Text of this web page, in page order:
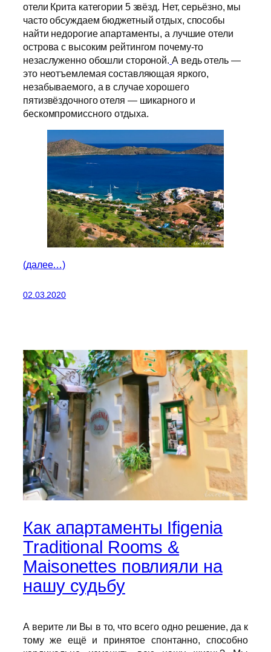
отели Крита категории 5 звёзд. Нет, серьёзно, мы
часто обсуждаем бюджетный отдых, способы
найти недорогие апартаменты, а лучшие отели
острова с высоким рейтингом почему-то
незаслуженно обошли стороной. А ведь отель —
это неотъемлемая составляющая яркого,
незабываемого, а в случае хорошего
пятизвёздочного отеля — шикарного и
бескомпромиссного отдыха.
(далее…)
02.03.2020
Как апартаменты Ifigenia
Traditional Rooms &
Maisonettes повлияли на
нашу судьбу
А верите ли Вы в то, что всего одно решение, да к
тому же ещё и принятое спонтанно, способно